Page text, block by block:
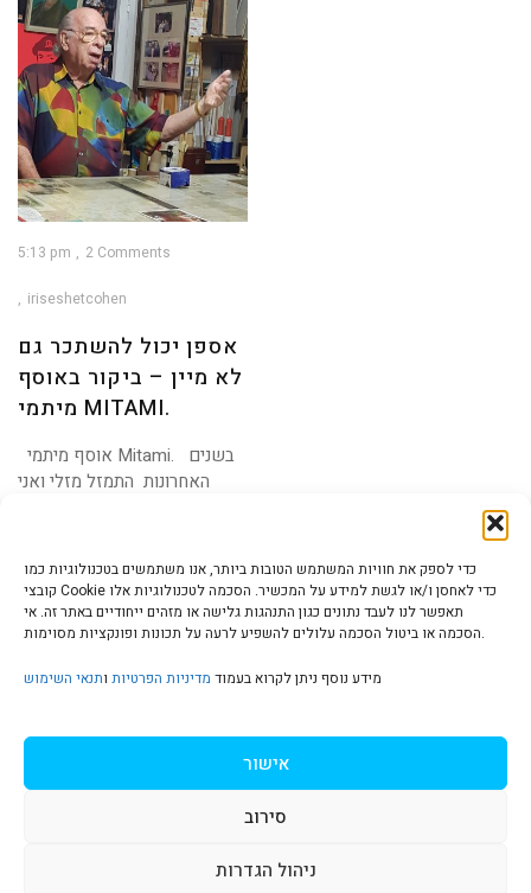
כדי לספק את חוויות המשתמש הטובות ביותר, אנו משתמשים בטכנולוגיות כמו
קובצי Cookie כדי לאחסן ו/או לגשת למידע על המכשיר. הסכמה לטכנולוגיות אלו
תאפשר לנו לעבד נתונים כגון התנהגות גלישה או מזהים ייחודיים באתר זה. אי
הסכמה או ביטול הסכמה עלולים להשפיע לרעה על תכונות ופונקציות מסוימות.
מידע נוסף ניתן לקרוא בעמוד מדיניות הפרטיות ותנאי השימוש
אישור
סירוב
ניהול הגדרות
5:13 pm 2 Comments
iriseshetcohen
אספן יכול להשתכר גם
לא מיין – ביקור באוסף
מיתמי MITAMI.
האחרונות התמזל מזלי ואני
הצהרת נגישות | Accessibility